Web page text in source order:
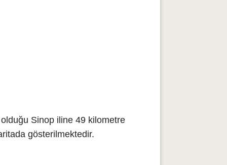
olduğu Sinop iline 49 kilometre
gösterilmektedir.